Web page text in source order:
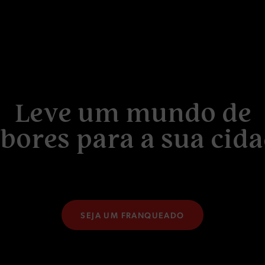
Leve um mundo de
bores para a sua cida
SEJA UM FRANQUEADO